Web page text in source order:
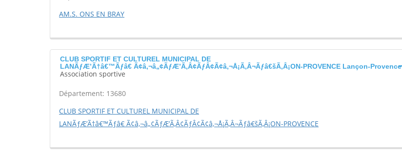
AM.S. ONS EN BRAY
CLUB SPORTIF ET CULTUREL MUNICIPAL DE
LANÃƒÆ’Ã†â€™Ãƒâ€ Ã¢â‚¬â„¢ÃƒÆ’Ã‚Â¢ÃƒÂ¢Ã¢â‚¬Å¡Ã‚Â¬Ãƒâ€šÃ‚Â¡ON-PROVENCE Lançon-Provence
Association sportive
Département: 13680
CLUB SPORTIF ET CULTUREL MUNICIPAL DE
LANÃƒÆ’Ã†â€™Ãƒâ€ Ã¢â‚¬â„¢ÃƒÆ’Ã‚Â¢ÃƒÂ¢Ã¢â‚¬Å¡Ã‚Â¬Ãƒâ€šÃ‚Â¡ON-PROVENCE